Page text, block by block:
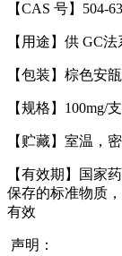
【CAS 号】504-
【用途】供 GC
【包装】棕色安瓿
【规格】100mg/支
【贮藏】室温，
【有效期】国家
保存的标准物质
有效
声明：